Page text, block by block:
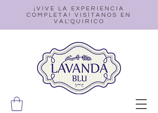
¡VIVE LA EXPERIENCIA
COMPLETA! VISÍTANOS EN
VAL'QUIRICO